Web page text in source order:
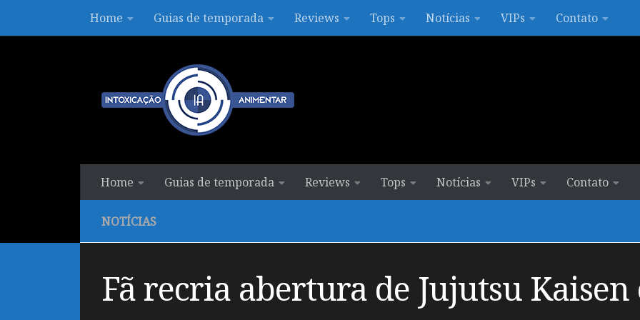
Skip to contentHome Guias de temporada Reviews Tops Notícias VIPs Contato
Home Guias de temporada Reviews Tops Notícias VIPs Contato
NOTÍCIAS
Fã recria abertura de Jujutsu Kaisen